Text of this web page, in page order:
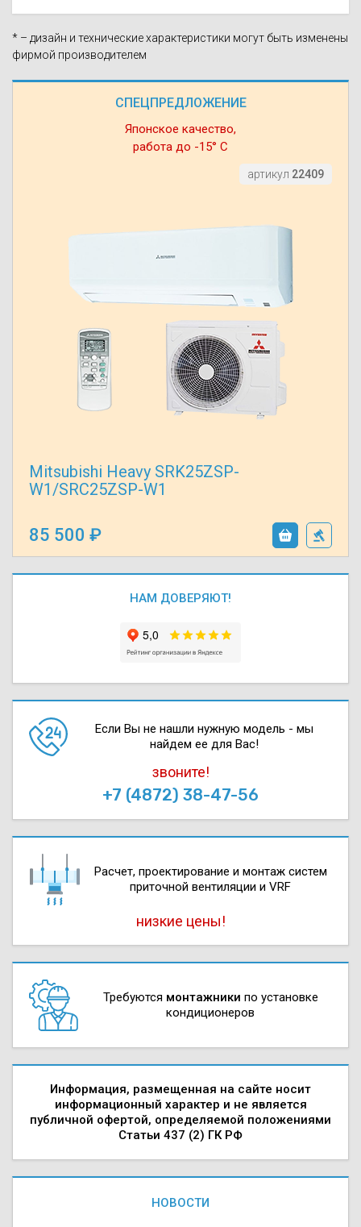
СПЕЦПРЕДЛОЖЕНИЕ
Японское качество,
работа до -15° С
артикул 22409
Mitsubishi Heavy SRK25ZSP-
W1/SRC25ZSP-W1
85 500
НАМ ДОВЕРЯЮТ!
Если Вы не нашли нужную модель - мы
найдем ее для Вас!
звоните!
+7 (4872) 38-47-56
Расчет, проектирова­ние и монтаж систем
приточной вентиляции и VRF
низкие цены!
Требуются монтажники по установке
кондиционеров
Информация, размещенная на сайте носит
информационный характер и не является
публичной офертой, определяемой положениями
Статьи 437 (2) ГК РФ
НОВОСТИ
* – дизайн и технические характеристики могут быть изменены
фирмой производителем